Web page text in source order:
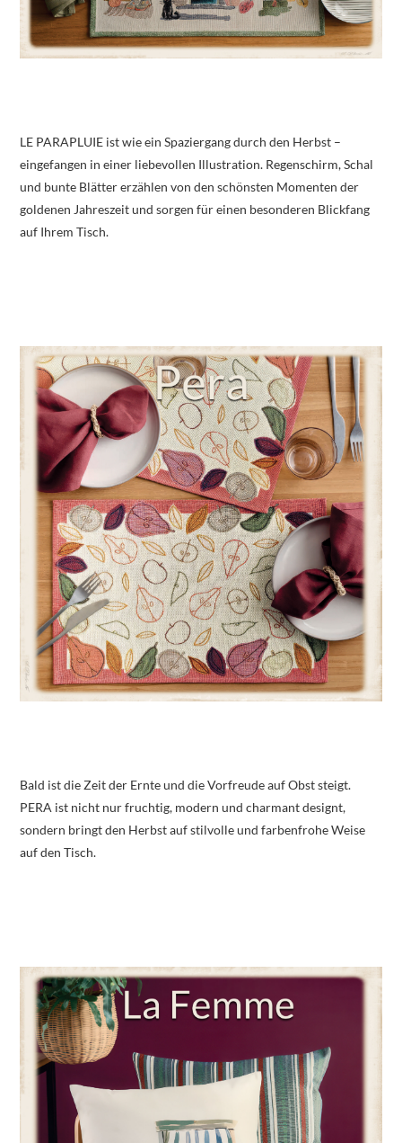
LE PARAPLUIE ist wie ein Spaziergang durch den Herbst –
eingefangen in einer liebevollen Illustration. Regenschirm, Schal
und bunte Blätter erzählen von den schönsten Momenten der
goldenen Jahreszeit und sorgen für einen besonderen Blickfang
auf Ihrem Tisch.
Bald ist die Zeit der Ernte und die Vorfreude auf Obst steigt.
PERA ist nicht nur fruchtig, modern und charmant designt,
sondern bringt den Herbst auf stilvolle und farbenfrohe Weise
auf den Tisch.